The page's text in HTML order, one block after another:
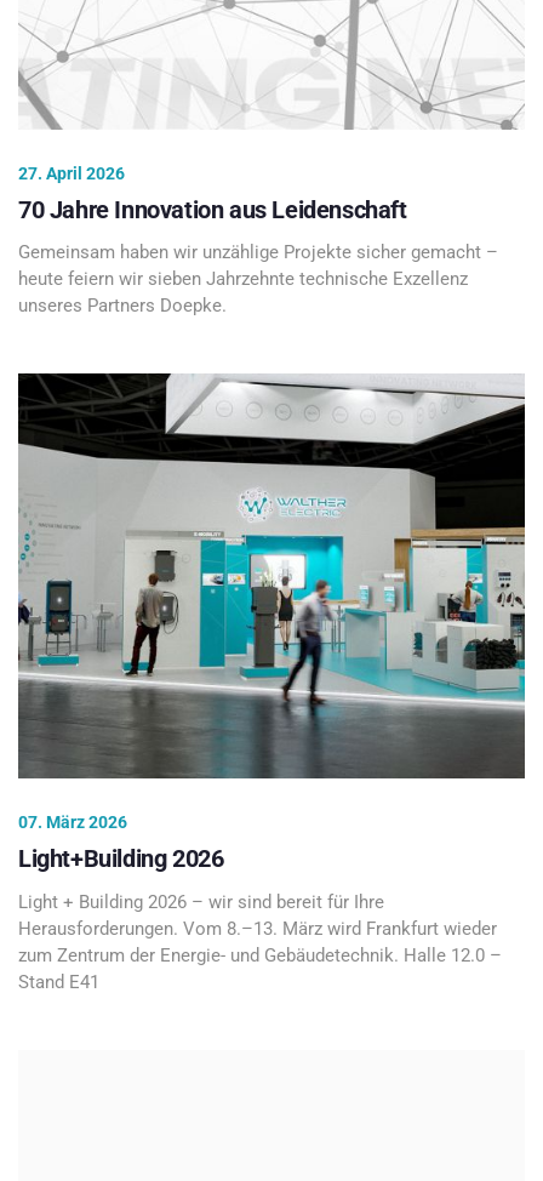
27. April 2026
70 Jahre Innovation aus Leidenschaft
Gemeinsam haben wir unzählige Projekte sicher gemacht –
heute feiern wir sieben Jahrzehnte technische Exzellenz
unseres Partners Doepke.
07. März 2026
Light+Building 2026
Light + Building 2026 – wir sind bereit für Ihre
Herausforderungen. Vom 8.–13. März wird Frankfurt wieder
zum Zentrum der Energie- und Gebäudetechnik. Halle 12.0 –
Stand E41